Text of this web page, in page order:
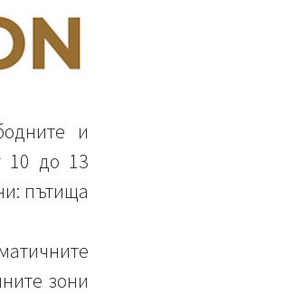
и
10 до 13
пътища
зони